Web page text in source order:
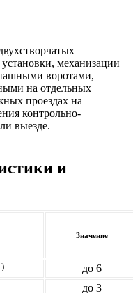
механизации
воротами,
на отдельных
проездах на
контрольно-
выезде.
и
Значение
до 6
до 3